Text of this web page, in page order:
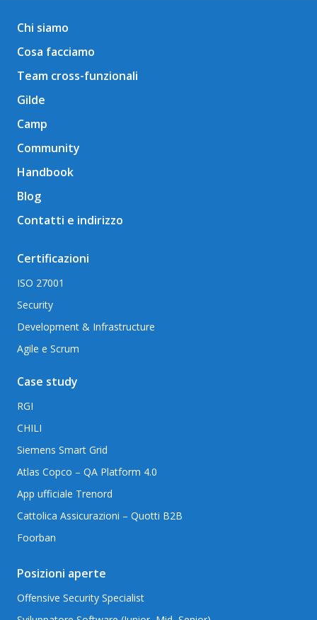
Chi siamo
Cosa facciamo
Team cross-funzionali
Gilde
Camp
Community
Handbook
Blog
Contatti e indirizzo
Certificazioni
ISO 27001
Security
Development & Infrastructure
Agile e Scrum
Case study
RGI
CHILI
Siemens Smart Grid
Atlas Copco – QA Platform 4.0
App ufficiale Trenord
Cattolica Assicurazioni – Quotti B2B
Foorban
Posizioni aperte
Offensive Security Specialist